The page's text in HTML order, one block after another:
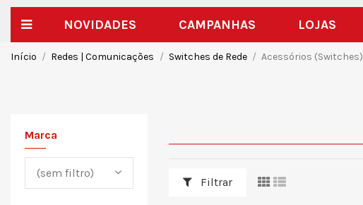
NOVIDADES CAMPANHAS LOJAS
Início Redes | Comunicações Switches de Rede Acessórios (Switches)
Filtrar
Marca
(sem filtro)